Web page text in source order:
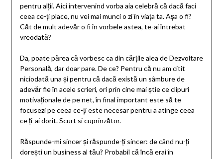
pentru alții. Aici intervenind vorba aia celebră că dacă faci
ceea ce-ți place, nu vei mai munci o zi în viața ta. Așa o fi?
Căt de mult adevăr o fi în vorbele astea, te-ai întrebat
vreodată?
Da, poate părea că vorbesc ca din cărțile alea de Dezvoltare
Personală, dar doar pare. De ce? Pentru că nu am citit
niciodată una și pentru că dacă există un sâmbure de
adevăr fie în acele scrieri, ori prin cine mai știe ce clipuri
motivaționale de pe net, în final important este să te
focusezi pe ceea ce-ți este necesar pentru a atinge ceea
ce ți-ai dorit. Scurt si cuprinzător.
Răspunde-mi sincer și răspunde-ți sincer: de când nu-ți
dorești un business al tău? Probabil că încă erai în